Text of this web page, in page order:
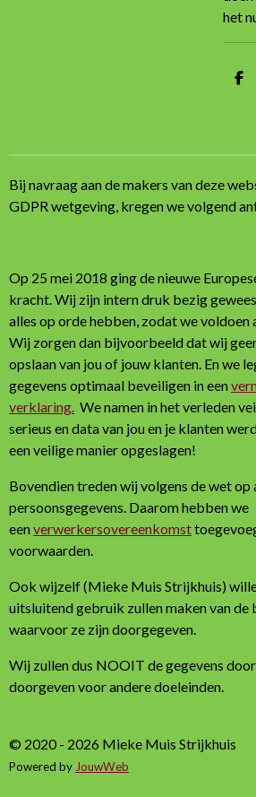
het
D
Bij navraag aan de makers van deze
GDPR wetgeving, kregen we volgend
Op 25 mei 2018 ging de nieuwe
kracht. Wij zijn intern druk bezig
alles op orde hebben, zodat we voldoen
Wij zorgen dan bijvoorbeeld dat wij
opslaan van jou of jouw klanten. En we
gegevens optimaal beveiligen in een
verklaring. We namen in het verleden
serieus en data van jou en je klanten
een veilige manier opgeslagen!
Bovendien treden wij volgens de wet op
persoonsgegevens. Daarom hebben we
eenverwerkersovereenkomst
voorwaarden.
Ook wijzelf (Mieke Muis Strijkhuis)
uitsluitend gebruik zullen maken van de
waarvoor ze zijn doorgegeven.
Wij zullen dus NOOIT de gegevens
doorgeven voor andere doeleinden.
© 2020 - 2026 Mieke Muis Strijkhuis
Powered by JouwWeb